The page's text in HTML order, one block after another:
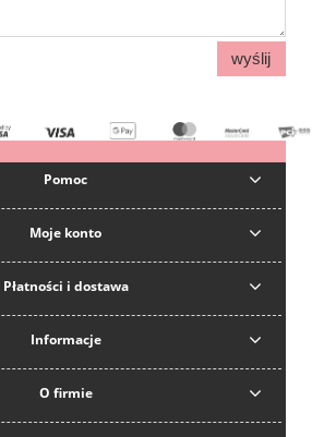
wyślij
Pomoc
Moje konto
Płatności i dostawa
Informacje
O firmie